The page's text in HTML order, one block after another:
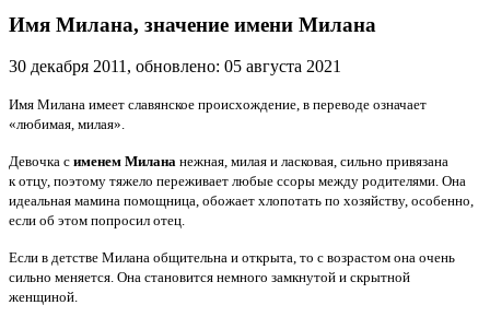
Имя Милана, значение имени Милана
30 декабря 2011, обновлено: 05 августа 2021
Имя Милана имеет славянское происхождение, в переводе означает
«любимая, милая».
Девочка с именем Милана нежная, милая и ласковая, сильно привязана
к отцу, поэтому тяжело переживает любые ссоры между родителями. Она
идеальная мамина помощница, обожает хлопотать по хозяйству, особенно,
если об этом попросил отец.
Если в детстве Милана общительна и открыта, то с возрастом она очень
сильно меняется. Она становится немного замкнутой и скрытной
женщиной.